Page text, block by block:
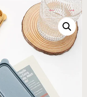
← →